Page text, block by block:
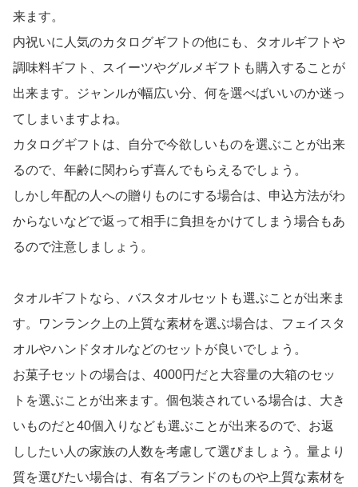
来ます。
内祝いに人気のカタログギフトの他にも、タオルギフトや
調味料ギフト、スイーツやグルメギフトも購入することが
出来ます。ジャンルが幅広い分、何を選べばいいのか迷っ
てしまいますよね。
カタログギフトは、自分で今欲しいものを選ぶことが出来
るので、年齢に関わらず喜んでもらえるでしょう。
しかし年配の人への贈りものにする場合は、申込方法がわ
からないなどで返って相手に負担をかけてしまう場合もあ
るので注意しましょう。
タオルギフトなら、バスタオルセットも選ぶことが出来ま
す。ワンランク上の上質な素材を選ぶ場合は、フェイスタ
オルやハンドタオルなどのセットが良いでしょう。
お菓子セットの場合は、4000円だと大容量の大箱のセッ
トを選ぶことが出来ます。個包装されている場合は、大き
いものだと40個入りなども選ぶことが出来るので、お返
ししたい人の家族の人数を考慮して選びましょう。量より
質を選びたい場合は、有名ブランドのものや上質な素材を